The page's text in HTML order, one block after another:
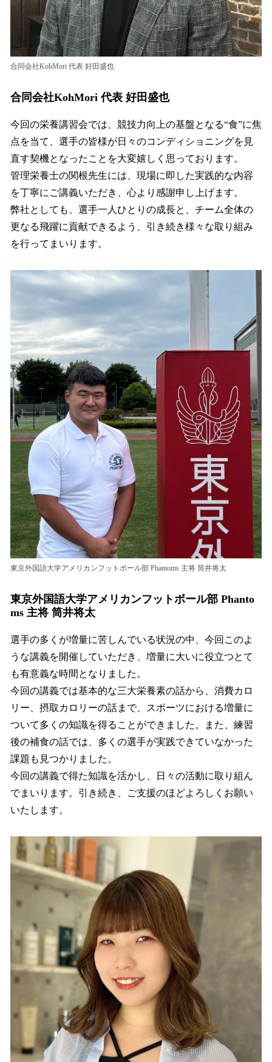
合同会社KohMori 代表 好田盛也
合同会社KohMori 代表 好田盛也
今回の栄養講習会では、競技力向上の基盤となる“食”に焦
点を当て、選手の皆様が日々のコンディショニングを見
直す契機となったことを大変嬉しく思っております。
管理栄養士の関根先生には、現場に即した実践的な内容
を丁寧にご講義いただき、心より感謝申し上げます。
弊社としても、選手一人ひとりの成長と、チーム全体の
更なる飛躍に貢献できるよう、引き続き様々な取り組み
を行ってまいります。
東京外国語大学アメリカンフットボール部 Phantoms 主将 筒井将太
東京外国語大学アメリカンフットボール部 Phanto
ms 主将 筒井将太
選手の多くが増量に苦しんでいる状況の中、今回このよ
うな講義を開催していただき、増量に大いに役立つとて
も有意義な時間となりました。
今回の講義では基本的な三大栄養素の話から、消費カロ
リー、摂取カロリーの話まで、スポーツにおける増量に
ついて多くの知識を得ることができました。また、練習
後の補食の話では、多くの選手が実践できていなかった
課題も見つかりました。
今回の講義で得た知識を活かし、日々の活動に取り組ん
でまいります。引き続き、ご支援のほどよろしくお願い
いたします。